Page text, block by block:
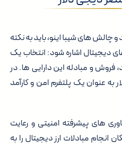
چالش های شیبا اینو، باید به نکته
دیجیتال اشاره شود: انتخاب یک
و مبادله این دارایی ها. در
به عنوان یک پلتفرم امن و کارآمد
های پیشرفته امنیتی و رعایت
انجام مبادلات ارز دیجیتال را به